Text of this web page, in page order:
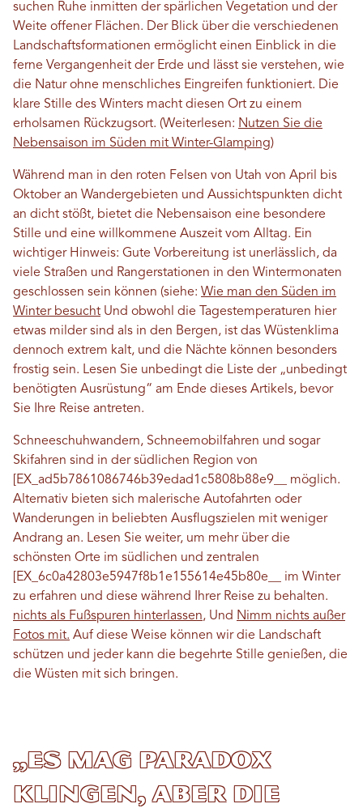
suchen Ruhe inmitten der spärlichen Vegetation und der
Weite offener Flächen. Der Blick über die verschiedenen
Landschaftsformationen ermöglicht einen Einblick in die
ferne Vergangenheit der Erde und lässt sie verstehen, wie
die Natur ohne menschliches Eingreifen funktioniert. Die
klare Stille des Winters macht diesen Ort zu einem
erholsamen Rückzugsort. (Weiterlesen: Nutzen Sie die
Nebensaison im Süden mit Winter-Glamping)
Während man in den roten Felsen von Utah von April bis
Oktober an Wandergebieten und Aussichtspunkten dicht
an dicht stößt, bietet die Nebensaison eine besondere
Stille und eine willkommene Auszeit vom Alltag. Ein
wichtiger Hinweis: Gute Vorbereitung ist unerlässlich, da
viele Straßen und Rangerstationen in den Wintermonaten
geschlossen sein können (siehe: Wie man den Süden im
Winter besucht Und obwohl die Tagestemperaturen hier
etwas milder sind als in den Bergen, ist das Wüstenklima
dennoch extrem kalt, und die Nächte können besonders
frostig sein. Lesen Sie unbedingt die Liste der „unbedingt
benötigten Ausrüstung“ am Ende dieses Artikels, bevor
Sie Ihre Reise antreten.
Schneeschuhwandern, Schneemobilfahren und sogar
Skifahren sind in der südlichen Region von
[EX_ad5b7861086746b39edad1c5808b88e9__ möglich.
Alternativ bieten sich malerische Autofahrten oder
Wanderungen in beliebten Ausflugszielen mit weniger
Andrang an. Lesen Sie weiter, um mehr über die
schönsten Orte im südlichen und zentralen
[EX_6c0a42803e5947f8b1e155614e45b80e__ im Winter
zu erfahren und diese während Ihrer Reise zu behalten.
nichts als Fußspuren hinterlassen, Und Nimm nichts außer
Fotos mit. Auf diese Weise können wir die Landschaft
schützen und jeder kann die begehrte Stille genießen, die
die Wüsten mit sich bringen.
„Es mag paradox
klingen, aber die